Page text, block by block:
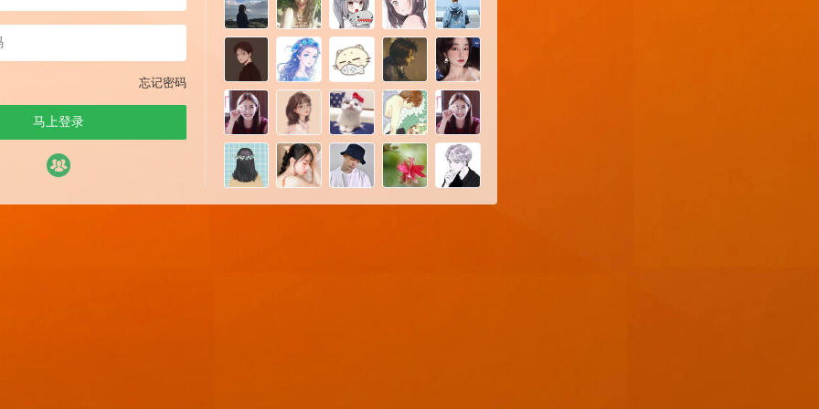
忘记密码
马上登录